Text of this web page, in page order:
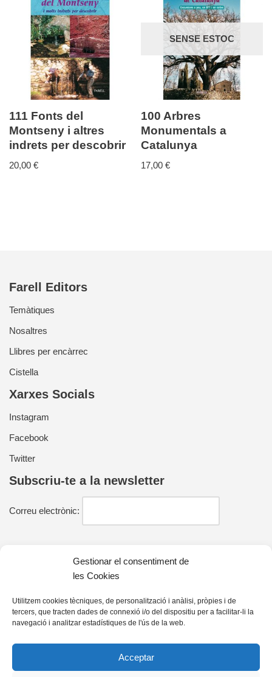
Gestionar el consentiment de
les Cookies
Utilitzem cookies tècniques, de personalització i anàlisi, pròpies i de
tercers, que tracten dades de connexió i/o del dispositiu per a facilitar-li la
navegació i analitzar estadístiques de l'ús de la web.
Acceptar
111 Fonts del
Montseny i altres
indrets per descobrir
20,00 €
SENSE ESTOC
100 Arbres
Monumentals a
Catalunya
17,00€
Farell Editors
Temàtiques
Nosaltres
Llibres per encàrrec
Cistella
Xarxes Socials
Instagram
Facebook
Twitter
Subscriu-te a la newsletter
Correu electrònic:
Contacte
farell@farelleditors.cat